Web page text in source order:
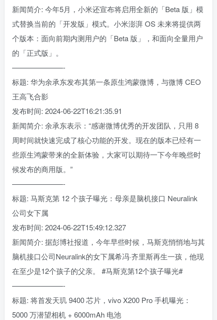
新闻简介: 今年5月，小米还宣布将启用全新的「Beta 版」模
式替换当前的「开发版」模式。小米澎湃 OS 未来将提供两
个版本：面向前期内测用户的「Beta 版」，和面向全量用户
的「正式版」。
———————-
标题: 华为余承东发布其第一条原生鸿蒙微博，与微博 CEO
王高飞合影
发布时间: 2024-06-22T16:21:35.91
新闻简介: 余承东表示：“感谢微博优秀的开发团队，只用 8
周时间就快速完成了核心功能的开发。现在的版本已经有一
些原生鸿蒙带来的全新体验，大家可以期待一下今年晚些时
候发布的商用版。”
———————-
标题: 马斯克第 12 个孩子曝光：母亲是脑机接口 Neuralink
公司女下属
发布时间: 2024-06-22T15:49:12.327
新闻简介: 据彭博社报道，今年早些时候，马斯克悄悄地与其
脑机接口公司Neuralink的女下属希冯·齐里斯再生一孩，他现
在至少是12个孩子的父亲。 #马斯克第12个孩子曝光#
———————-
标题: 将首发天玑 9400 芯片，vivo X200 Pro 手机曝光：
5000 万潜望相机 + 6000mAh 电池